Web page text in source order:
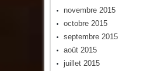
novembre 2015
octobre 2015
septembre 2015
août 2015
juillet 2015